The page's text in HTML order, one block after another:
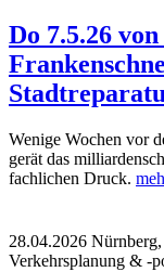
Do 7.5.26
Wenige Wochen vor
gerät das
fachlichen Druck.
28.04.2026 Nürnberg,
Verkehrsplanung & -